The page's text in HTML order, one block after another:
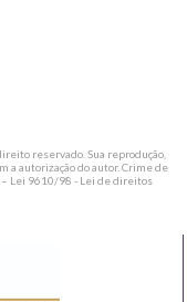
reservado. Sua reprodução,
a autorização do autor. Crime de
Lei 9610/98 - Lei de direitos